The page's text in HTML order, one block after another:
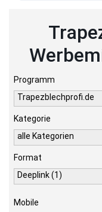
Programm
Trapezblechprofi.de
Kategorie
alle Kategorien
Format
Deeplink (1)
Mobile